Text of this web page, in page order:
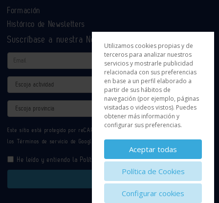
Formación
Histórico de Newsletters
Suscríbase a nuestra Newsletter
Email
Actividad
Provincia
Este sitio está protegido por reCAPTCHA y se aplican la
los Términos de servicio de Google.
He leído y entiendo la Política de Privacidad
Enviar
Utilizamos cookies propias y de
terceros para analizar nuestros
servicios y mostrarle publicidad
relacionada con sus preferencias
en base a un perfil elaborado a
partir de sus hábitos de
navegación (por ejemplo, páginas
visitadas o videos vistos). Puedes
obtener más información y
configurar sus preferencias.
Aceptar todas
Política de Cookies
Configurar cookies